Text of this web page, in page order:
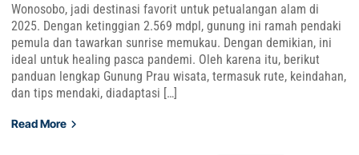
Wonosobo, jadi destinasi favorit untuk petualangan alam di
2025. Dengan ketinggian 2.569 mdpl, gunung ini ramah pendaki
pemula dan tawarkan sunrise memukau. Dengan demikian, ini
ideal untuk healing pasca pandemi. Oleh karena itu, berikut
panduan lengkap Gunung Prau wisata, termasuk rute, keindahan,
dan tips mendaki, diadaptasi […]
Read More